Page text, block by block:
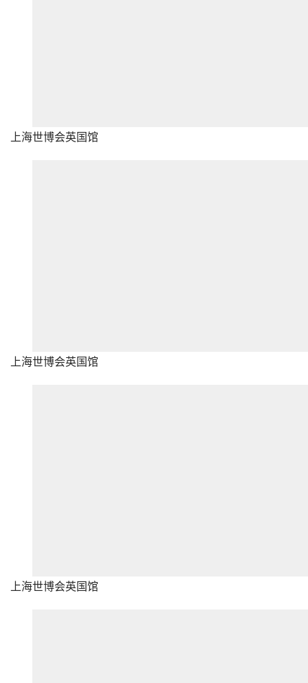
上海世博会英国馆
上海世博会英国馆
上海世博会英国馆